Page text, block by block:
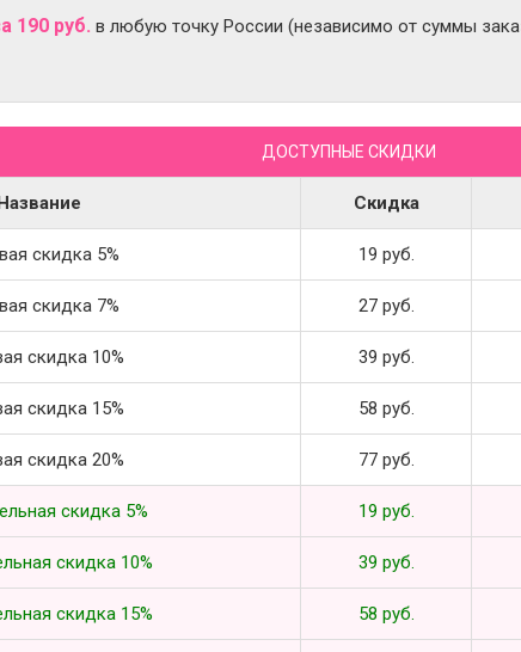
190 руб. в любую точку России (независимо от суммы
ДОСТУПНЫЕ СКИДКИ
Скидка
скидка 5% 19 руб.
скидка 7% 27 руб.
скидка 10% 39 руб.
скидка 15% 58 руб.
скидка 20% 77 руб.
скидка 5% 19 руб.
скидка 10% 39 руб.
скидка 15% 58 руб.